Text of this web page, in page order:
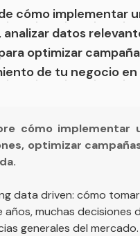
cómo implementar
analizar datos
optimizar
de tu negocio en
cómo implementar
optimizar
data driven: cómo
años, muchas decisiones
generales del